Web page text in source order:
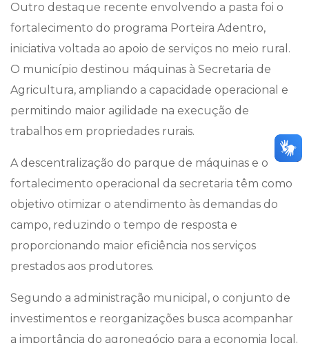
Outro destaque recente envolvendo a pasta foi o
fortalecimento do programa Porteira Adentro,
iniciativa voltada ao apoio de serviços no meio rural.
O município destinou máquinas à Secretaria de
Agricultura, ampliando a capacidade operacional e
permitindo maior agilidade na execução de
trabalhos em propriedades rurais.
A descentralização do parque de máquinas e o
fortalecimento operacional da secretaria têm como
objetivo otimizar o atendimento às demandas do
campo, reduzindo o tempo de resposta e
proporcionando maior eficiência nos serviços
prestados aos produtores.
Segundo a administração municipal, o conjunto de
investimentos e reorganizações busca acompanhar
a importância do agronegócio para a economia local.